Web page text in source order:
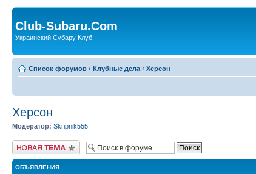
Club-Subaru.Com
Украинский Субару Клуб
Список форумов ‹ Клубные дела ‹ Херсон
Херсон
Модератор: Skripnik555
Новая тема
ОБЪЯВЛЕНИЯ